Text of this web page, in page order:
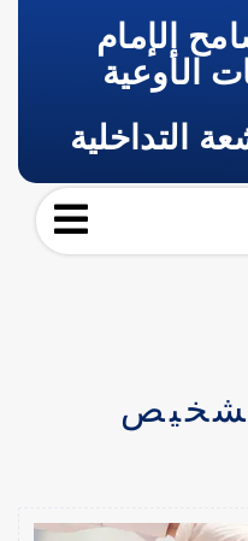
الإمام
الأوعية
التداخلية